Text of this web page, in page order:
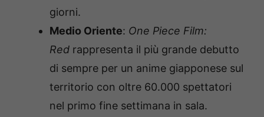
giorni.
Medio Oriente: One Piece Film:
Red rappresenta il più grande debutto
di sempre per un anime giapponese sul
territorio con oltre 60.000 spettatori
nel primo fine settimana in sala.